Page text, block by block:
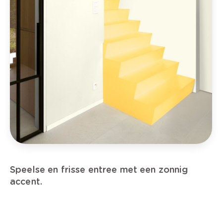
Speelse en frisse entree met een zonnig
accent.